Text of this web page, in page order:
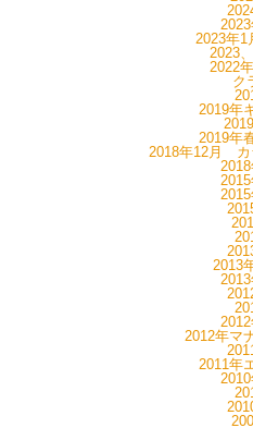
2023年1
2023
2022
ク
2019年
2019年
2018年12月 カ
2013
2012年マ
2011年